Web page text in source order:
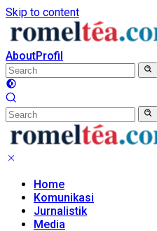
Skip to content
AboutProfil
Home
Komunikasi
Jurnalistik
Media